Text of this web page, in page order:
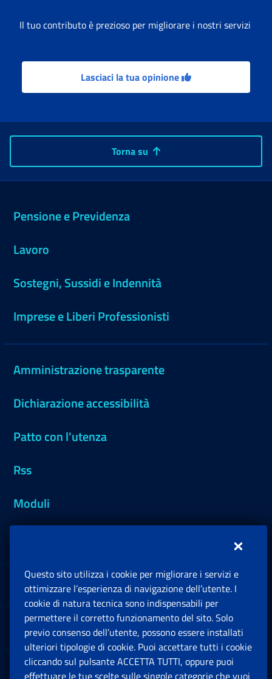
Il tuo contributo è prezioso per migliorare i nostri servizi
Lasciaci la tua opinione
Torna su
Pensione e Previdenza
Lavoro
Sostegni, Sussidi e Indennità
Imprese e Liberi Professionisti
Amministrazione trasparente
Dichiarazione accessibilità
Patto con l'utenza
Rss
Moduli
Sedi e Contatti
Software
Note Legali
Questo sito utilizza i cookie per migliorare i servizi e
ottimizzare l’esperienza di navigazione dell’utente. I
cookie di natura tecnica sono indispensabili per
permettere il corretto funzionamento del sito. Solo
previo consenso dell’utente, possono essere installati
ulteriori tipologie di cookie. Puoi accettare tutti i cookie
cliccando sul pulsante ACCETTA TUTTI, oppure puoi
effettuare le tue scelte sulle singole categorie che vuoi